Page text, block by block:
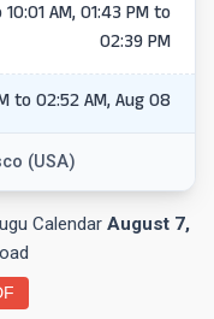
AM, 01:43 PM to
02:39 PM
to 02:52 AM, Aug 08
(USA)
Calendar August 7,